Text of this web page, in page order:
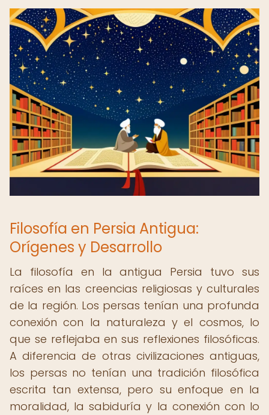
Filosofía en Persia Antigua:
Orígenes y Desarrollo
La filosofía en la antigua Persia tuvo sus
raíces en las creencias religiosas y culturales
de la región. Los persas tenían una profunda
conexión con la naturaleza y el cosmos, lo
que se reflejaba en sus reflexiones filosóficas.
A diferencia de otras civilizaciones antiguas,
los persas no tenían una tradición filosófica
escrita tan extensa, pero su enfoque en la
moralidad, la sabiduría y la conexión con lo